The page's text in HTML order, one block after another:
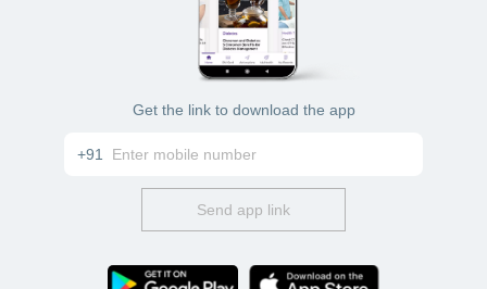
Get the link to download the app
+91
Send app link